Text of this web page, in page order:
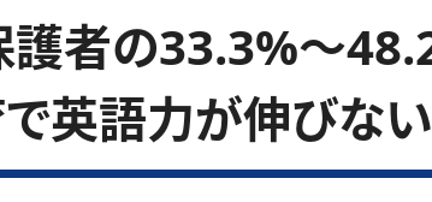
護者の33.3%～
英語力が伸びな